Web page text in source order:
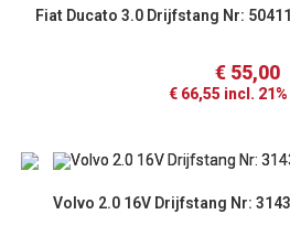
Fiat Ducato 3.0 Drijfstang Nr:
€55,00
€ 66,55 incl.
Volvo 2.0 16V Drijfstang Nr: